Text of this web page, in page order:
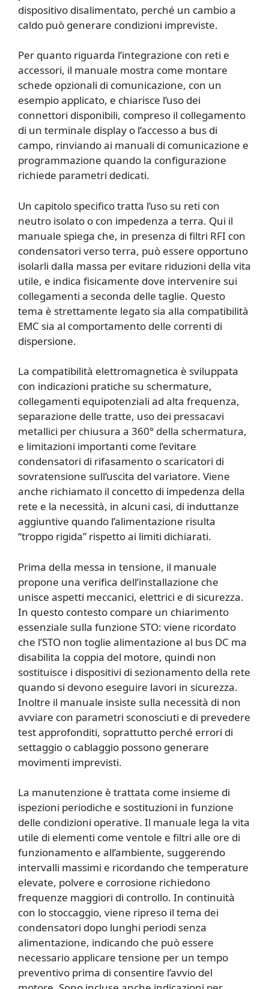
dispositivo disalimentato, perché un cambio a
caldo può generare condizioni impreviste.
Per quanto riguarda l’integrazione con reti e
accessori, il manuale mostra come montare
schede opzionali di comunicazione, con un
esempio applicato, e chiarisce l’uso dei
connettori disponibili, compreso il collegamento
di un terminale display o l’accesso a bus di
campo, rinviando ai manuali di comunicazione e
programmazione quando la configurazione
richiede parametri dedicati.
Un capitolo specifico tratta l’uso su reti con
neutro isolato o con impedenza a terra. Qui il
manuale spiega che, in presenza di filtri RFI con
condensatori verso terra, può essere opportuno
isolarli dalla massa per evitare riduzioni della vita
utile, e indica fisicamente dove intervenire sui
collegamenti a seconda delle taglie. Questo
tema è strettamente legato sia alla compatibilità
EMC sia al comportamento delle correnti di
dispersione.
La compatibilità elettromagnetica è sviluppata
con indicazioni pratiche su schermature,
collegamenti equipotenziali ad alta frequenza,
separazione delle tratte, uso dei pressacavi
metallici per chiusura a 360° della schermatura,
e limitazioni importanti come l’evitare
condensatori di rifasamento o scaricatori di
sovratensione sull’uscita del variatore. Viene
anche richiamato il concetto di impedenza della
rete e la necessità, in alcuni casi, di induttanze
aggiuntive quando l’alimentazione risulta
“troppo rigida” rispetto ai limiti dichiarati.
Prima della messa in tensione, il manuale
propone una verifica dell’installazione che
unisce aspetti meccanici, elettrici e di sicurezza.
In questo contesto compare un chiarimento
essenziale sulla funzione STO: viene ricordato
che l’STO non toglie alimentazione al bus DC ma
disabilita la coppia del motore, quindi non
sostituisce i dispositivi di sezionamento della rete
quando si devono eseguire lavori in sicurezza.
Inoltre il manuale insiste sulla necessità di non
avviare con parametri sconosciuti e di prevedere
test approfonditi, soprattutto perché errori di
settaggio o cablaggio possono generare
movimenti imprevisti.
La manutenzione è trattata come insieme di
ispezioni periodiche e sostituzioni in funzione
delle condizioni operative. Il manuale lega la vita
utile di elementi come ventole e filtri alle ore di
funzionamento e all’ambiente, suggerendo
intervalli massimi e ricordando che temperature
elevate, polvere e corrosione richiedono
frequenze maggiori di controllo. In continuità
con lo stoccaggio, viene ripreso il tema dei
condensatori dopo lunghi periodi senza
alimentazione, indicando che può essere
necessario applicare tensione per un tempo
preventivo prima di consentire l’avvio del